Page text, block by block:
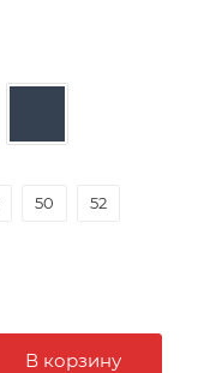
50 52
В корзину